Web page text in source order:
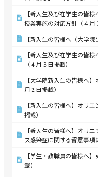
【新入生及び在学生の皆
授業実施の対応方針（４月
【新入生の皆様へ（大学
【新入生及び在学生の皆
（４月３日掲載）
【大学院新入生の皆様へ
月２日掲載）
【新入生の皆様へ】オリ
掲載）
【新入生の皆様へ】オリ
ス感染症に関する留意事項
【学生・教職員の皆様へ
載）